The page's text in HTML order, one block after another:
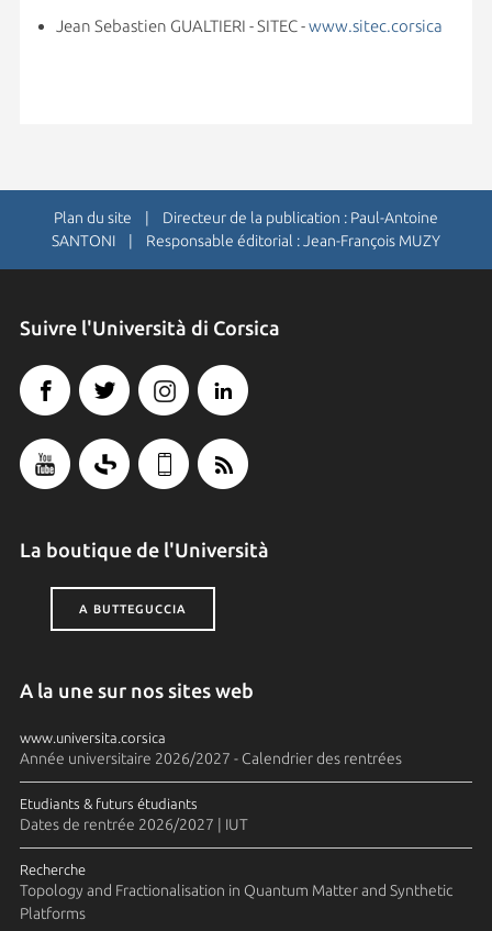
Jean Sebastien GUALTIERI - SITEC -www.sitec.corsica
Plan du site | Directeur de la publication : Paul-Antoine
SANTONI | Responsable éditorial : Jean-François MUZY
Suivre l'Università di Corsica
La boutique de l'Università
A BUTTEGUCCIA
A la une sur nos sites web
www.universita.corsica
Année universitaire 2026/2027 - Calendrier des rentrées
Etudiants & futurs étudiants
Dates de rentrée 2026/2027 | IUT
Recherche
Topology and Fractionalisation in Quantum Matter and Synthetic
Platforms